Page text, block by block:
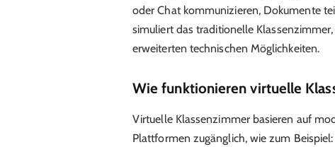
oder Chat kommunizieren, Dokumente
simuliert das traditionelle
erweiterten technischen Möglichkeiten.
Wie funktionieren virtuelle
Virtuelle Klassenzimmer basieren auf
Plattformen zugänglich, wie zum Beispiel: